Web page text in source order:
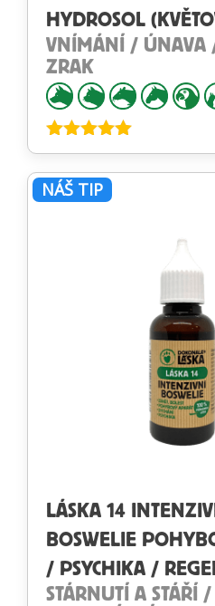
HYDROSOL
VNÍMÁNÍ / ÚNAVA
ZRAK
Hodnocení
NÁŠ TIP
LÁSKA 14
BOSWELIE
/ PSYCHIKA /
STÁRNUTÍ A STÁŘÍ